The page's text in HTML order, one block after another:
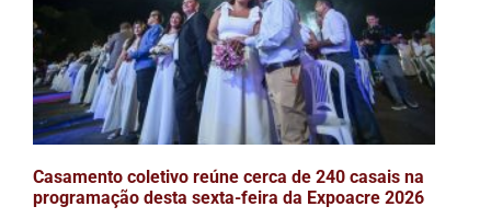
Casamento coletivo reúne cerca de 240 casais na
programação desta sexta-feira da Expoacre 2026